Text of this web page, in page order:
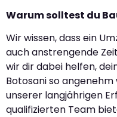
Warum solltest du
Wir wissen, dass ein
auch anstrengende
wir dir dabei helfen,
Botosani so
unserer langjährigen
qualifizierten Team